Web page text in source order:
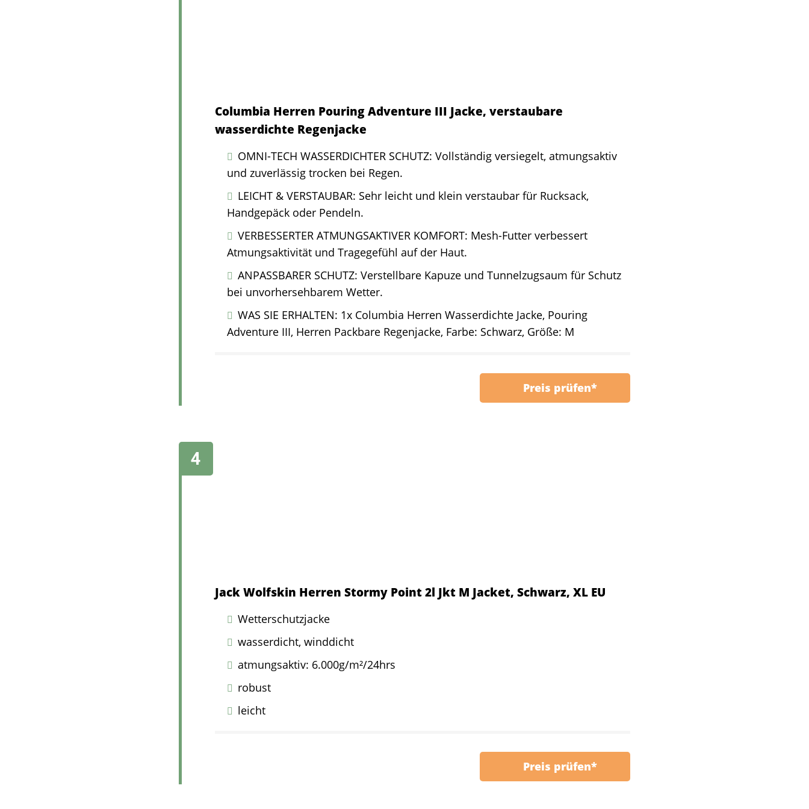
Columbia Herren Pouring Adventure III Jacke, verstaubare
wasserdichte Regenjacke
OMNI-TECH WASSERDICHTER SCHUTZ: Vollständig versiegelt, atmungsaktiv
und zuverlässig trocken bei Regen.
LEICHT & VERSTAUBAR: Sehr leicht und klein verstaubar für Rucksack,
Handgepäck oder Pendeln.
VERBESSERTER ATMUNGSAKTIVER KOMFORT: Mesh-Futter verbessert
Atmungsaktivität und Tragegefühl auf der Haut.
ANPASSBARER SCHUTZ: Verstellbare Kapuze und Tunnelzugsaum für Schutz
bei unvorhersehbarem Wetter.
WAS SIE ERHALTEN: 1x Columbia Herren Wasserdichte Jacke, Pouring
Adventure III, Herren Packbare Regenjacke, Farbe: Schwarz, Größe: M
Preis prüfen*
Jack Wolfskin Herren Stormy Point 2l Jkt M Jacket, Schwarz, XL EU
Wetterschutzjacke
wasserdicht, winddicht
atmungsaktiv: 6.000g/m²/24hrs
robust
leicht
Preis prüfen*